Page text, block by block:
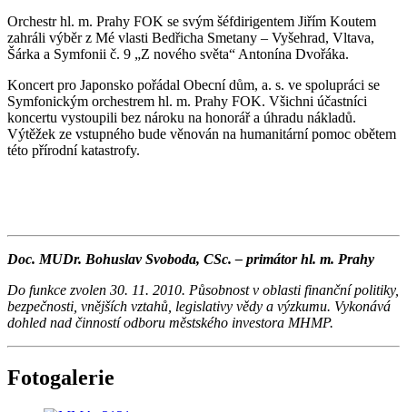
Orchestr hl. m. Prahy FOK se svým šéfdirigentem Jiřím Koutem
zahráli výběr z Mé vlasti Bedřicha Smetany – Vyšehrad, Vltava,
Šárka a Symfonii č. 9 „Z nového světa“ Antonína Dvořáka.
Koncert pro Japonsko pořádal Obecní dům, a. s. ve spolupráci se
Symfonickým orchestrem hl. m. Prahy FOK. Všichni účastníci
koncertu vystoupili bez nároku na honorář a úhradu nákladů.
Výtěžek ze vstupného bude věnován na humanitární pomoc obětem
této přírodní katastrofy.
Doc. MUDr. Bohuslav Svoboda, CSc. – primátor hl. m. Prahy
Do funkce zvolen 30. 11. 2010. Působnost v oblasti finanční politiky,
bezpečnosti, vnějších vztahů, legislativy vědy a výzkumu. Vykonává
dohled nad činností odboru městského investora MHMP.
Fotogalerie